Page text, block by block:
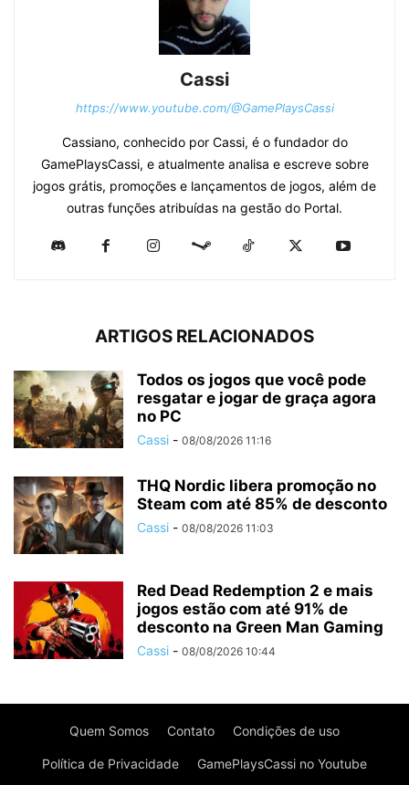
Cassi
https://www.youtube.com/@GamePlaysCassi
Cassiano, conhecido por Cassi, é o fundador do
GamePlaysCassi, e atualmente analisa e escreve sobre
jogos grátis, promoções e lançamentos de jogos, além de
outras funções atribuídas na gestão do Portal.
ARTIGOS RELACIONADOS
Todos os jogos que você pode
resgatar e jogar de graça agora
no PC
Cassi - 08/08/2026 11:16
THQ Nordic libera promoção no
Steam com até 85% de desconto
Cassi - 08/08/2026 11:03
Red Dead Redemption 2 e mais
jogos estão com até 91% de
desconto na Green Man Gaming
Cassi - 08/08/2026 10:44
Quem Somos Contato Condições de uso
Política de Privacidade GamePlaysCassi no Youtube